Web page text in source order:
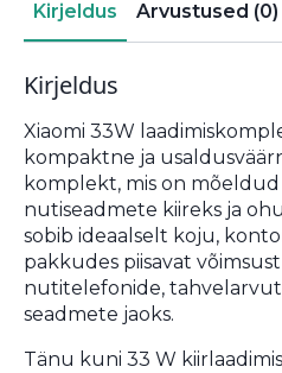
Kirjeldus Arvustused (0)
Kirjeldus
Xiaomi 33W
kompaktne ja
komplekt, mis on mõeldud
nutiseadmete kiireks ja
sobib ideaalselt koju,
pakkudes piisavat
nutitelefonide,
seadmete jaoks.
Tänu kuni 33 W